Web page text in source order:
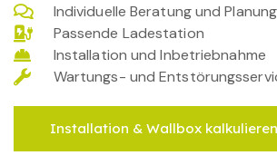
Individuelle Beratung und Planung
Passende Ladestation
Installation und Inbetriebnahme
Wartungs- und
Installation & Wallbox kalkulieren